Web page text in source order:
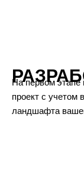
На первом
проект с учетом
ландшафта